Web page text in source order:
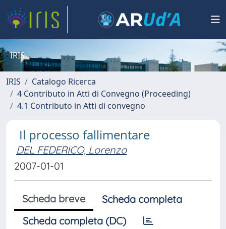
IRIS
IRIS
Catalogo Ricerca
4 Contributo in Atti di Convegno (Proceeding)
4.1 Contributo in Atti di convegno
Il processo fallimentare
DEL FEDERICO, Lorenzo
2007-01-01
Scheda breve
Scheda completa
Scheda completa (DC)